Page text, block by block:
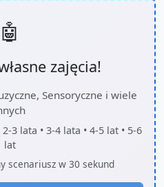
🤖
zajęcia!
Sensoryczne i wiele
2-3 lata • 3-4 lata • 4-5 lat • 5-6
lat
scenariusz w 30 sekund